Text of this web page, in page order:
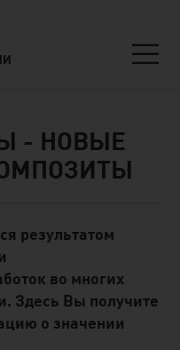
- НОВЫЕ
результатом
во многих
Здесь Вы получите
о значении